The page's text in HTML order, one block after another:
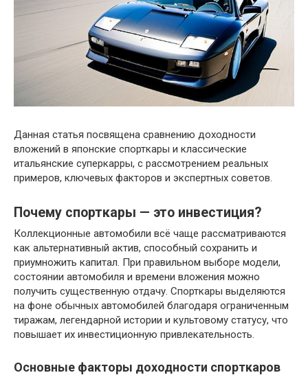
Данная статья посвящена сравнению доходности
вложений в японские спорткары и классические
итальянские суперкарры, с рассмотрением реальных
примеров, ключевых факторов и экспертных советов.
Почему спорткары — это инвестиция?
Коллекционные автомобили всё чаще рассматриваются
как альтернативный актив, способный сохранить и
приумножить капитал. При правильном выборе модели,
состоянии автомобиля и времени вложения можно
получить существенную отдачу. Спорткары выделяются
на фоне обычных автомобилей благодаря ограниченным
тиражам, легендарной истории и культовому статусу, что
повышает их инвестиционную привлекательность.
Основные факторы доходности спорткаров